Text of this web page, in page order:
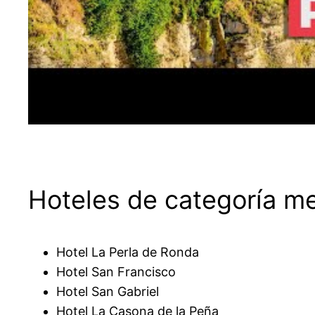
Hoteles de categoría
Hotel La Perla de Ronda
Hotel San Francisco
Hotel San Gabriel
Hotel La Casona de la Peña